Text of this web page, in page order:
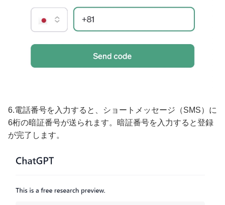
6.電話番号を入力すると、ショートメッセージ（SMS）に
6桁の暗証番号が送られます。暗証番号を入力すると登録
が完了します。